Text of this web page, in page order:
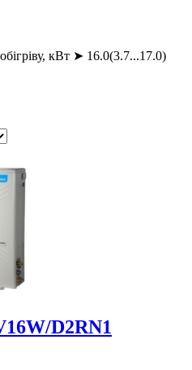
кВт ➤ 16.0(3.7...17.0)
D2RN1